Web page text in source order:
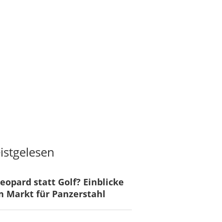
statt Golf? Einblicke
Markt für Panzerstahl